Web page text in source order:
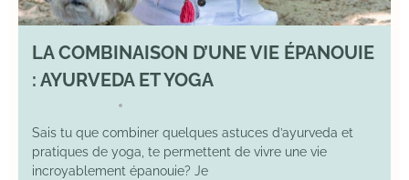
LA COMBINAISON D’UNE VIE ÉPANOUIE
: AYURVEDA ET YOGA
•
Sais tu que combiner quelques astuces d’ayurveda et
pratiques de yoga, te permettent de vivre une vie
incroyablement épanouie? Je